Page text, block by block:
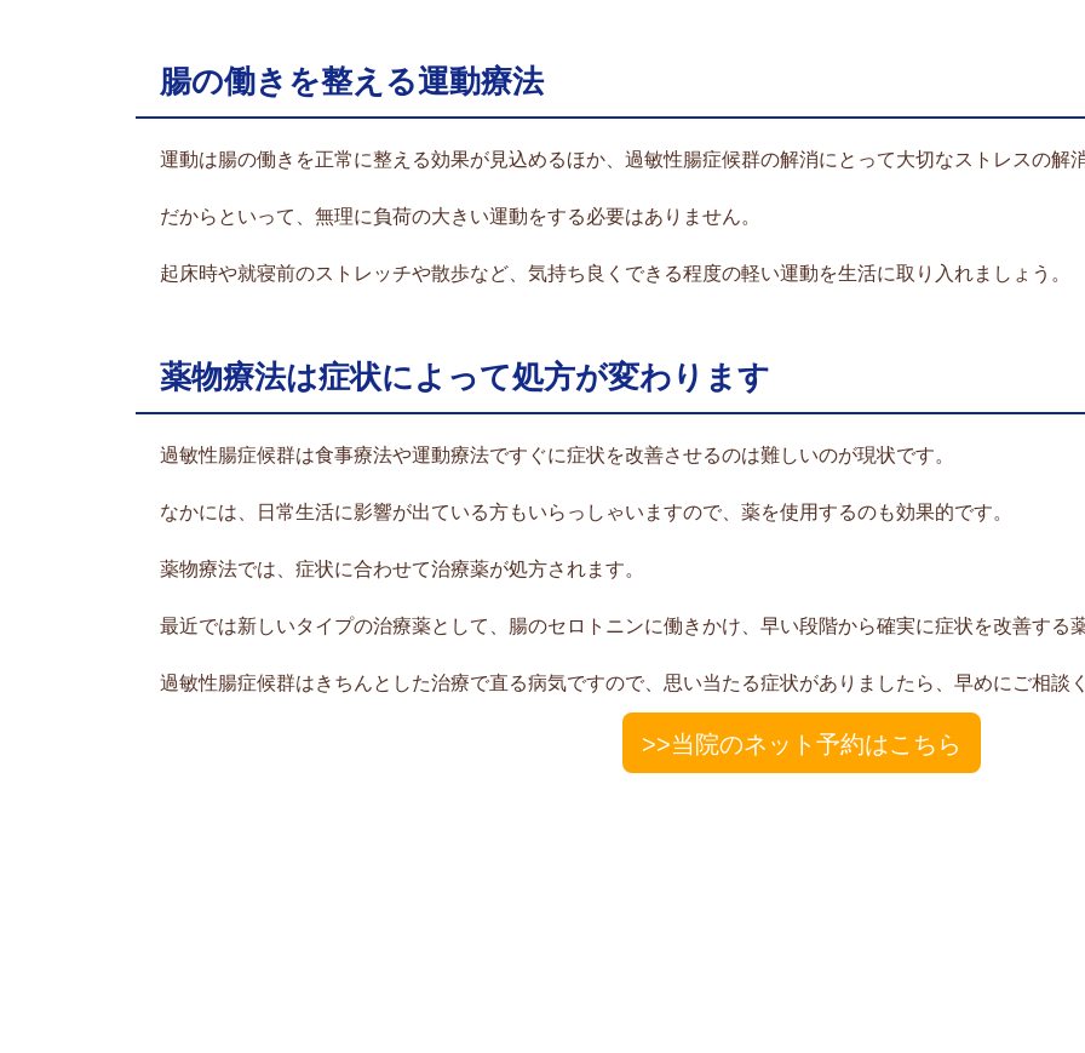
腸の働きを整える運動療法
運動は腸の働きを正常に整える効果が見込めるほか、過敏性腸症候群の解消にとって大切なストレスの解
だからといって、無理に負荷の大きい運動をする必要はありません。
起床時や就寝前のストレッチや散歩など、気持ち良くできる程度の軽い運動を生活に取り入れましょう。
薬物療法は症状によって処方が変わります
過敏性腸症候群は食事療法や運動療法ですぐに症状を改善させるのは難しいのが現状です。
なかには、日常生活に影響が出ている方もいらっしゃいますので、薬を使用するのも効果的です。
薬物療法では、症状に合わせて治療薬が処方されます。
最近では新しいタイプの治療薬として、腸のセロトニンに働きかけ、早い段階から確実に症状を改善する
過敏性腸症候群はきちんとした治療で直る病気ですので、思い当たる症状がありましたら、早めにご相談
>>当院のネット予約はこちら